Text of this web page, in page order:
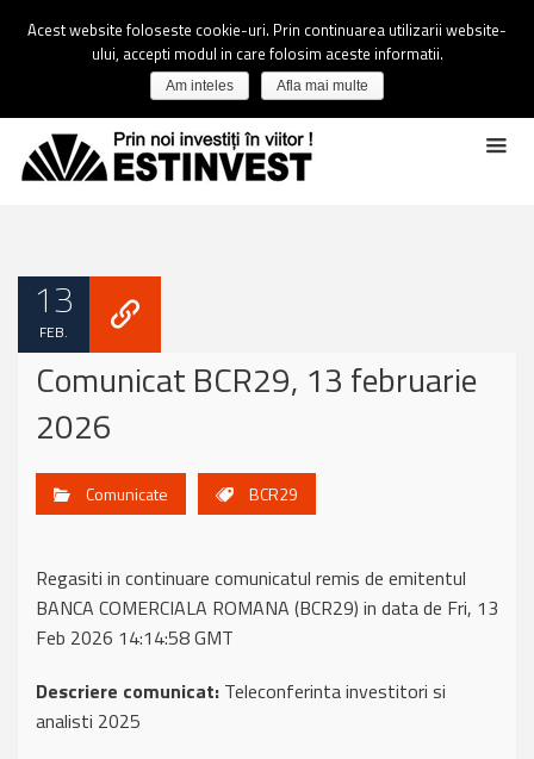
13
FEB.
Comunicat BCR29, 13 februarie
2026
Comunicate BCR29
Regasiti in continuare comunicatul remis de emitentul
BANCA COMERCIALA ROMANA (BCR29) in data de Fri, 13
Feb 2026 14:14:58 GMT
Descriere comunicat: Teleconferinta investitori si
analisti 2025
Acest website foloseste cookie-uri. Prin continuarea utilizarii website-
ului, accepti modul in care folosim aceste informatii.
Am inteles Afla mai multe